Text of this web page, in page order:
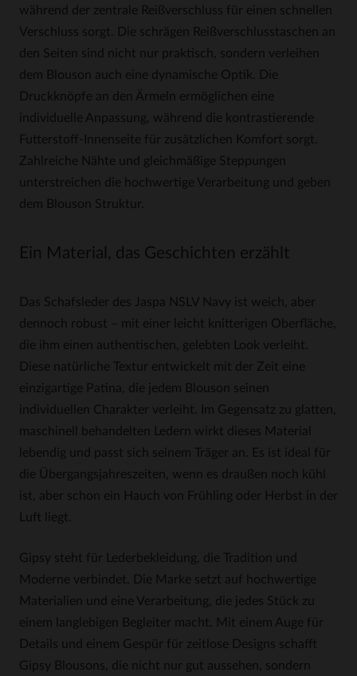
während der zentrale Reißverschluss für einen schnellen
Verschluss sorgt. Die schrägen Reißverschlusstaschen an
den Seiten sind nicht nur praktisch, sondern verleihen
dem Blouson auch eine dynamische Optik. Die
Druckknöpfe an den Ärmeln ermöglichen eine
individuelle Anpassung, während die kontrastierende
Futterstoff-Innenseite für zusätzlichen Komfort sorgt.
Zahlreiche Nähte und gleichmäßige Steppungen
unterstreichen die hochwertige Verarbeitung und geben
dem Blouson Struktur.
Ein Material, das Geschichten erzählt
Das Schafsleder des Jaspa NSLV Navy ist weich, aber
dennoch robust – mit einer leicht knitterigen Oberfläche,
die ihm einen authentischen, gelebten Look verleiht.
Diese natürliche Textur entwickelt mit der Zeit eine
einzigartige Patina, die jedem Blouson seinen
individuellen Charakter verleiht. Im Gegensatz zu glatten,
maschinell behandelten Ledern wirkt dieses Material
lebendig und passt sich seinem Träger an. Es ist ideal für
die Übergangsjahreszeiten, wenn es draußen noch kühl
ist, aber schon ein Hauch von Frühling oder Herbst in der
Luft liegt.
Gipsy steht für Lederbekleidung, die Tradition und
Moderne verbindet. Die Marke setzt auf hochwertige
Materialien und eine Verarbeitung, die jedes Stück zu
einem langlebigen Begleiter macht. Mit einem Auge für
Details und einem Gespür für zeitlose Designs schafft
Gipsy Blousons, die nicht nur gut aussehen, sondern